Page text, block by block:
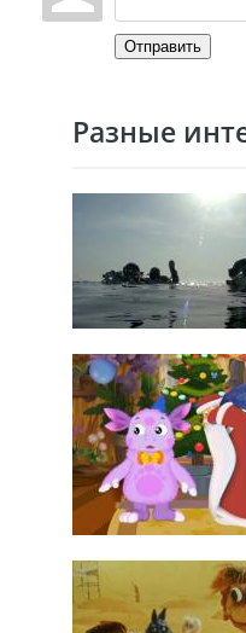
Отправить
Разные